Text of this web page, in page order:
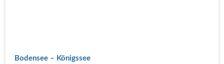
Bodensee – Königssee